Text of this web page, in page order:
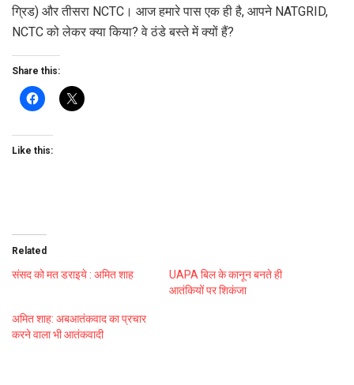
ग्रिड) और तीसरा NCTC। आज हमारे पास एक ही है, आपने NATGRID,
NCTC को लेकर क्या किया? वे ठंडे बस्ते में क्यों हैं?
Share this:
Like this:
Related
संसद को मत डराइये : अमित शाह
UAPA बिल के कानून बनते ही
आतंकियों पर शिकंजा
अमित शाह: अबआतंकवाद का प्रचार
करने वाला भी आतंकवादी